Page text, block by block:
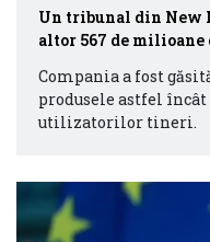
Un tribunal din New
altor 567 de milioane
Compania a fost
produsele astfel încât
utilizatorilor tineri.